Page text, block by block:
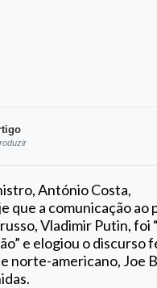
Ouvir este artigo
António Costa,
que a comunicação ao
Vladimir Putin, foi
e elogiou o discurso
norte-americano, Joe